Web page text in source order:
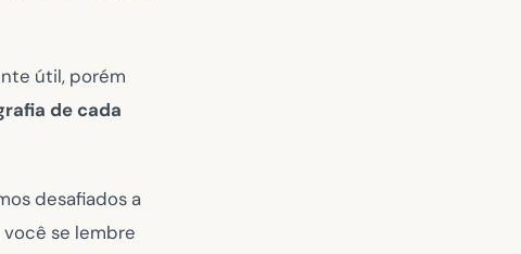
útil, porém
de cada
desafiados a
se lembre